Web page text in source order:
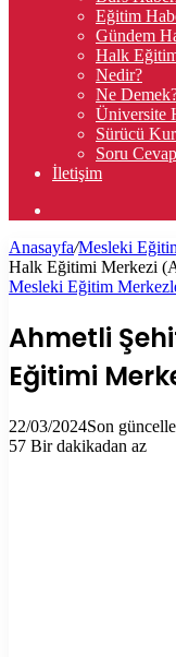
Eğitim
Gündem
Halk
Nedir?
Ne
Üniversite
Sürücü
Soru Cevap
İletişim
...
Anasayfa/Mesleki
Halk Eğitimi Merkezi
Mesleki Eğitim
Ahmetli
Eğitimi
22/03/2024Son
57 Bir dakikadan az